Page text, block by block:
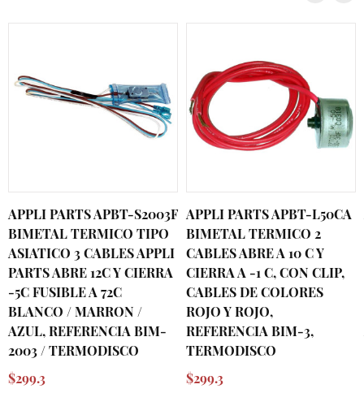
APPLI PARTS APBT-S2003F
BIMETAL TERMICO TIPO
ASIATICO 3 CABLES APPLI
PARTS ABRE 12C Y CIERRA
-5C FUSIBLE A 72C
BLANCO / MARRON /
AZUL, REFERENCIA BIM-
2003 / TERMODISCO
$299.3
APPLI PARTS APBT-L50CA
BIMETAL TERMICO 2
CABLES ABRE A 10 C Y
CIERRA A -1 C, CON CLIP,
CABLES DE COLORES
ROJO Y ROJO,
REFERENCIA BIM-3,
TERMODISCO
$299.3